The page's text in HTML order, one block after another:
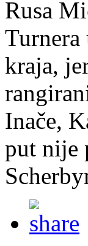
Rusa
kraja,
Inače,
put nije